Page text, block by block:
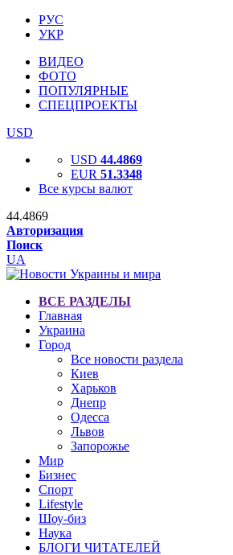
РУС
УКР
ВИДЕО
ФОТО
ПОПУЛЯРНЫЕ
СПЕЦПРОЕКТЫ
USD
USD 44.4869
EUR 51.3348
Все курсы валют
44.4869
Авторизация
Поиск
UA
ВСЕ РАЗДЕЛЫ
Главная
Украина
Город
Все новости раздела
Киев
Харьков
Днепр
Одесса
Львов
Запорожье
Мир
Бизнес
Спорт
Lifestyle
Шоу-биз
Наука
БЛОГИ ЧИТАТЕЛЕЙ